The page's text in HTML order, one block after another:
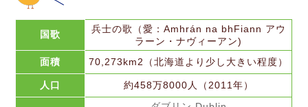
国歌
兵士の歌（愛：Amhrán na bhFiann アウ
ラーン・ナヴィーアン)
面積
70,273km2（北海道より少し大きい程度）
人口 約458万8000人（2011年）